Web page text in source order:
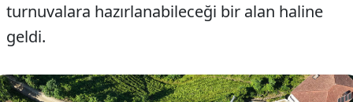
turnuvalara hazırlanabileceği bir alan haline
geldi.